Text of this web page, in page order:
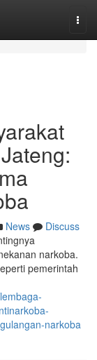
News
Discuss
narkoba.
pemerintah
narkoba